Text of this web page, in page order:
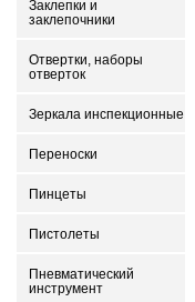
Заклепки и
заклепочники
Отвертки, наборы
отверток
Зеркала инспекционные
Переноски
Пинцеты
Пистолеты
Пневматический
инструмент